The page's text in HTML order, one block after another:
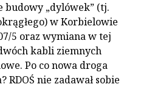
budowy „dylówek” (tj.
w Korbielowie
5 oraz wymiana w tej
kabli ziemnych
Po co nowa droga
nie zadawał sobie